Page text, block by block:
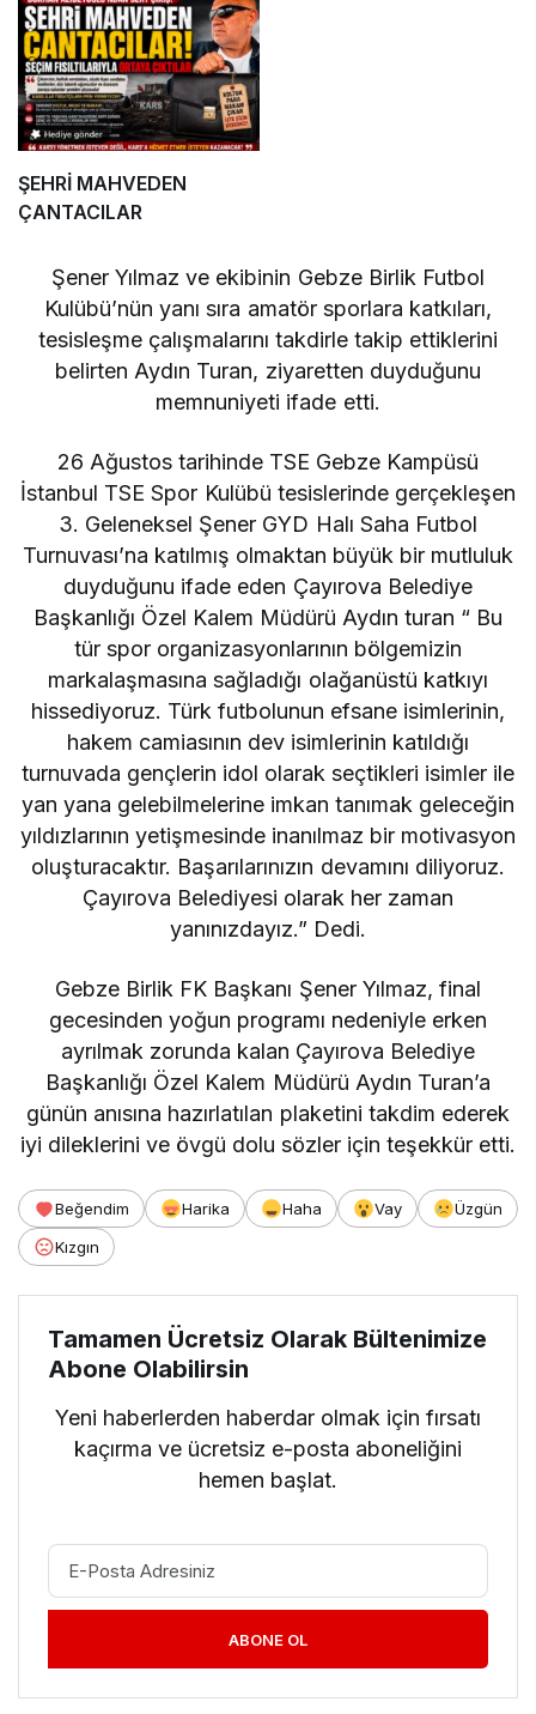
ŞEHRİ MAHVEDEN
ÇANTACILAR
Şener Yılmaz ve ekibinin Gebze Birlik Futbol
Kulübü’nün yanı sıra amatör sporlara katkıları,
tesisleşme çalışmalarını takdirle takip ettiklerini
belirten Aydın Turan, ziyaretten duyduğunu
memnuniyeti ifade etti.
26 Ağustos tarihinde TSE Gebze Kampüsü
İstanbul TSE Spor Kulübü tesislerinde gerçekleşen
3. Geleneksel Şener GYD Halı Saha Futbol
Turnuvası’na katılmış olmaktan büyük bir mutluluk
duyduğunu ifade eden Çayırova Belediye
Başkanlığı Özel Kalem Müdürü Aydın turan “ Bu
tür spor organizasyonlarının bölgemizin
markalaşmasına sağladığı olağanüstü katkıyı
hissediyoruz. Türk futbolunun efsane isimlerinin,
hakem camiasının dev isimlerinin katıldığı
turnuvada gençlerin idol olarak seçtikleri isimler ile
yan yana gelebilmelerine imkan tanımak geleceğin
yıldızlarının yetişmesinde inanılmaz bir motivasyon
oluşturacaktır. Başarılarınızın devamını diliyoruz.
Çayırova Belediyesi olarak her zaman
yanınızdayız.” Dedi.
Gebze Birlik FK Başkanı Şener Yılmaz, final
gecesinden yoğun programı nedeniyle erken
ayrılmak zorunda kalan Çayırova Belediye
Başkanlığı Özel Kalem Müdürü Aydın Turan’a
günün anısına hazırlatılan plaketini takdim ederek
iyi dileklerini ve övgü dolu sözler için teşekkür etti.
Beğendim Harika Haha Vay
Üzgün
Kızgın
Tamamen Ücretsiz Olarak Bültenimize
Abone Olabilirsin
Yeni haberlerden haberdar olmak için fırsatı
kaçırma ve ücretsiz e-posta aboneliğini
hemen başlat.
ABONE OL